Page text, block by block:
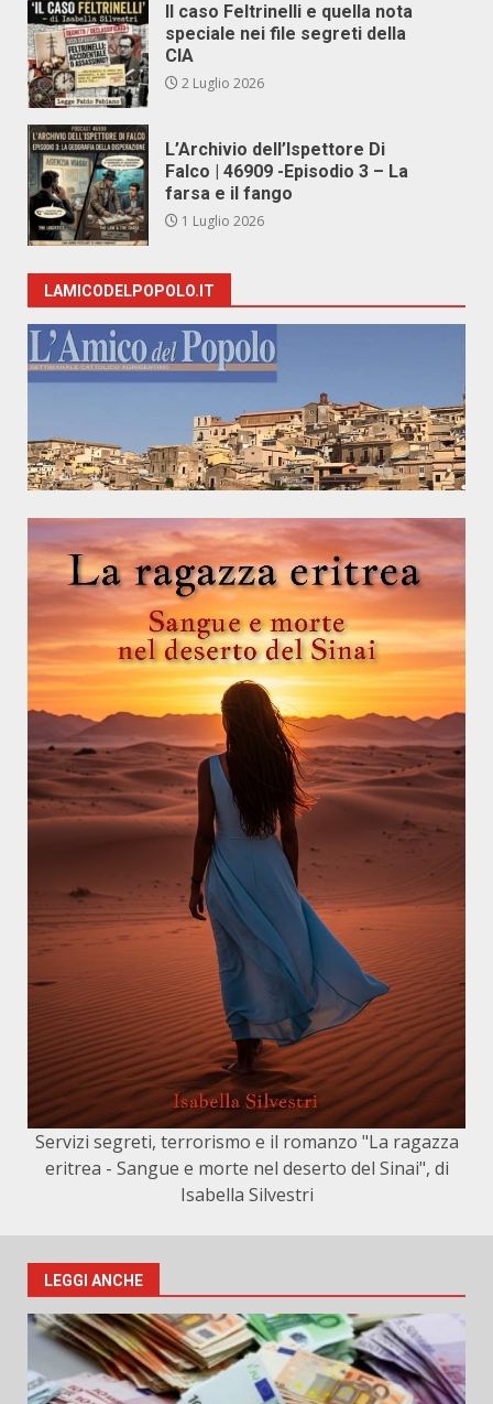
Il caso Feltrinelli e quella nota
speciale nei file segreti della
CIA
2 Luglio 2026
L’Archivio dell’Ispettore Di
Falco | 46909 -Episodio 3 – La
farsa e il fango
1 Luglio 2026
LAMICODELPOPOLO.IT
Servizi segreti, terrorismo e il romanzo "La ragazza
eritrea - Sangue e morte nel deserto del Sinai", di
Isabella Silvestri
LEGGI ANCHE